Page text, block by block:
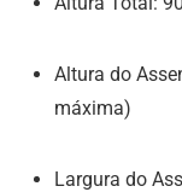
Altura do
máxima)
Largura do